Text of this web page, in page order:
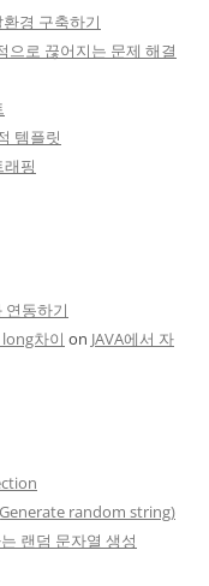
경 구축하기
으로 끊어지는 문제 해결
템플릿
핑
연동하기
차이 on JAVA에서 자
random string)
랜덤 문자열 생성